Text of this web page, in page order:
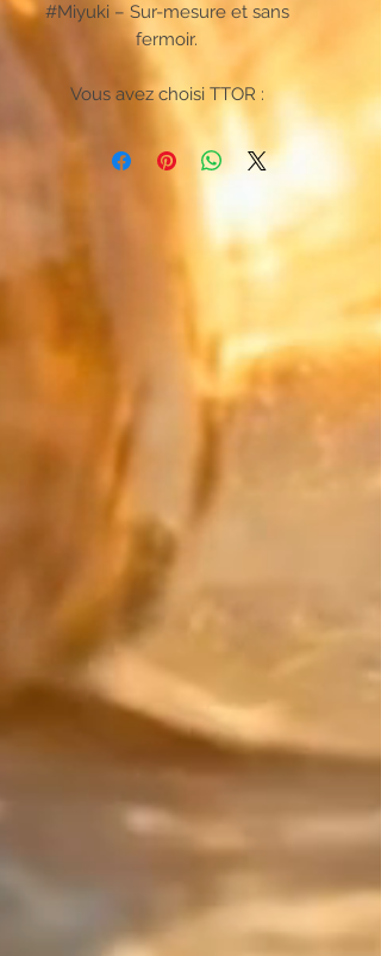
#Miyuki – Sur-mesure et sans
fermoir.
Vous avez choisi TTOR :
Le bracelet coquillage pensé pour
une liberté de mouvement totale.
Oubliez les attaches complexes,
un instant. Pensé pour un confort
absolu, il épouse parfaitement
votre poignet et se fait oublier
gestes au quotidien.
Le Japon rencontre les métaux
précieux :
Miyuki japonaises à votre
la pureté lisse de l'Or Laminé, le
caractère de l'Argent Massif, l'éclat
des perles Or 24K ou encore des
perles de couleur Miyuki.
La Signature Design :
Votre point d'équilibre Artisane
créatrice depuis 2015, mon travail
vous confie cet espace de rupture
(une zone asymétrique de 2